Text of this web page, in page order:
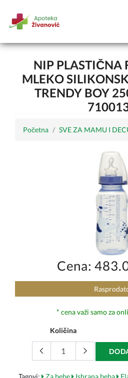
NIP PLASTIČNA
MLEKO
TRENDY BOY
Početna SVE ZA MAMU I
Cena:
* cena važi samo za
Količina
Tagovi: Za bebe Ishrana beba